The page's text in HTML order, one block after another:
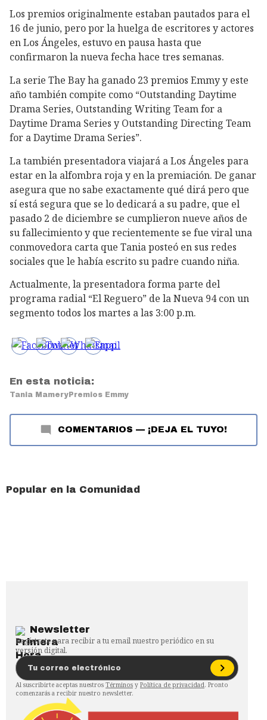
Los premios originalmente estaban pautados para el
16 de junio, pero por la huelga de escritores y actores
en Los Ángeles, estuvo en pausa hasta que
confirmaron la nueva fecha hace tres semanas.
La serie The Bay ha ganado 23 premios Emmy y este
año también compite como “Outstanding Daytime
Drama Series, Outstanding Writing Team for a
Daytime Drama Series y Outstanding Directing Team
for a Daytime Drama Series”.
La también presentadora viajará a Los Ángeles para
estar en la alfombra roja y en la premiación. De ganar
asegura que no sabe exactamente qué dirá pero que
sí está segura que se lo dedicará a su padre, que el
pasado 2 de diciembre se cumplieron nueve años de
su fallecimiento y que recientemente se fue viral una
conmovedora carta que Tania posteó en sus redes
sociales que le había escrito su padre cuando niña.
Actualmente, la presentadora forma parte del
programa radial “El Reguero” de la Nueva 94 con un
segmento todos los martes a las 3:00 p.m.
En esta noticia:
Tania Mamery Premios Emmy
COMENTARIOS — ¡DEJA EL TUYO!
Popular en la Comunidad
Newsletter
Regístrate para recibir a tu email nuestro periódico en su
versión digital.
Al suscribirte aceptas nuestros Términos y Política de privacidad. Pronto
comenzarás a recibir nuestro newsletter.